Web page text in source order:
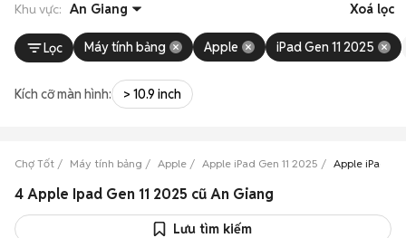
Khu vực: An Giang Xoá lọc
Lọc Máy tính bảng Apple iPad Gen 11 2025
Kích cỡ màn hình: > 10.9 inch
Chợ Tốt Máy tính bảng Apple Apple iPad Gen 11 2025 Apple iPad
4 Apple Ipad Gen 11 2025 cũ An Giang
Lưu tìm kiếm